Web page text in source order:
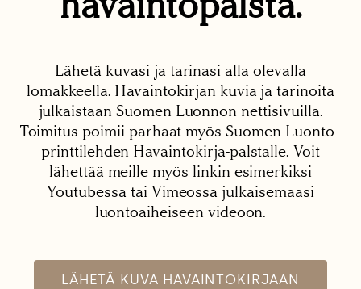
Lähetä kuvasi ja tarinasi alla olevalla
lomakkeella. Havaintokirjan kuvia ja tarinoita
julkaistaan Suomen Luonnon nettisivuilla.
Toimitus poimii parhaat myös Suomen Luonto -
printtilehden Havaintokirja-palstalle. Voit
lähettää meille myös linkin esimerkiksi
Youtubessa tai Vimeossa julkaisemaasi
luontoaiheiseen videoon.
LÄHETÄ KUVA HAVAINTOKIRJAAN